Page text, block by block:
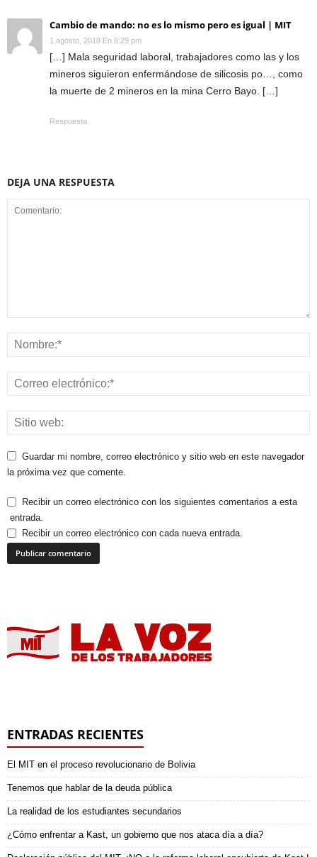
Cambio de mando: no es lo mismo pero es igual | MIT
1 agosto, 2018 En 8:29 pm
[…] Mala seguridad laboral, trabajadores como las y los
mineros siguieron enfermándose de silicosis po…, como
la muerte de 2 mineros en la mina Cerro Bayo. […]
Respuesta
DEJA UNA RESPUESTA
Guardar mi nombre, correo electrónico y sitio web en este navegador
la próxima vez que comente.
Recibir un correo electrónico con los siguientes comentarios a esta
entrada.
Recibir un correo electrónico con cada nueva entrada.
ENTRADAS RECIENTES
El MIT en el proceso revolucionario de Bolivia
Tenemos que hablar de la deuda pública
La realidad de los estudiantes secundarios
¿Cómo enfrentar a Kast, un gobierno que nos ataca día a día?